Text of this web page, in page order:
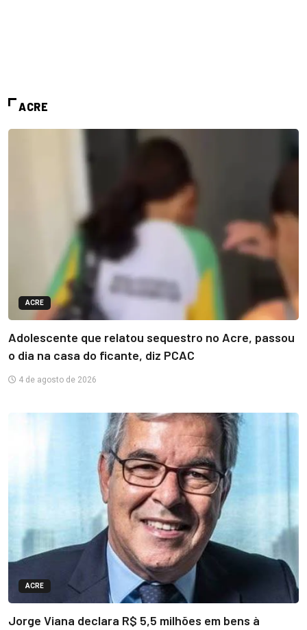
ACRE
ACRE
Adolescente que relatou sequestro no Acre, passou
o dia na casa do ficante, diz PCAC
4 de agosto de 2026
ACRE
Jorge Viana declara R$ 5,5 milhões em bens à